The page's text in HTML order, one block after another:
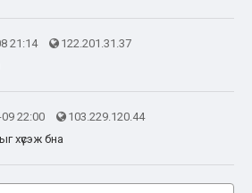
21:14
122.201.31.37
22:00
103.229.120.44
хүсэж бна